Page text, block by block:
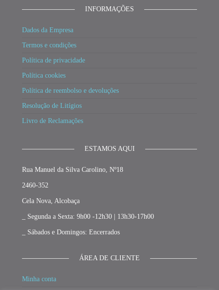
INFORMAÇÕES
Dados da Empresa
Termos e condições
Política de privacidade
Política cookies
Política de reembolso e devoluções
Resolução de Litígios
Livro de Reclamações
ESTAMOS AQUI
Rua Manuel da Silva Carolino, Nº18
2460-352
Cela Nova, Alcobaça
_ Segunda a Sexta: 9h00 -12h30 | 13h30-17h00
_ Sábados e Domingos: Encerrados
ÁREA DE CLIENTE
Minha conta